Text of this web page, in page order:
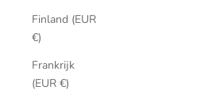
Finland (EUR
€)
Frankrijk
(EUR €)